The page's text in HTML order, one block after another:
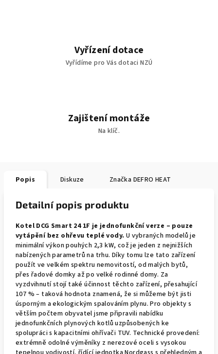
Vyřízení dotace
Vyřídíme pro Vás dotaci NZÚ
Zajištení montáže
Na klíč.
Popis Diskuze Značka DEFRO HEAT
Detailní popis produktu
Kotel DCG Smart 24 1F je jednofunkční verze – pouze
vytápění bez ohřevu teplé vody. U vybraných modelů je
minimální výkon pouhých 2,3 kW, což je jeden z nejnižších
nabízených parametrů na trhu. Díky tomu lze tato zařízení
použít ve velkém spektru nemovitostí, od malých bytů,
přes řadové domky až po velké rodinné domy. Za
vyzdvihnutí stojí také účinnost těchto zařízení, přesahující
107 % – taková hodnota znamená, že si můžeme být jisti
úsporným a ekologickým spalováním plynu. Pro objekty s
větším počtem obyvatel jsme připravili nabídku
jednofunkčních plynových kotlů uzpůsobených ke
spolupráci s kapacitními ohřívači TUV. Technické provedení:
extrémně odolné výměníky z nerezové oceli s vysokou